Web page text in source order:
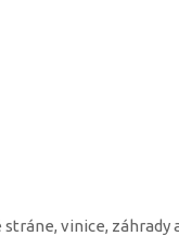
vinice, záhrady